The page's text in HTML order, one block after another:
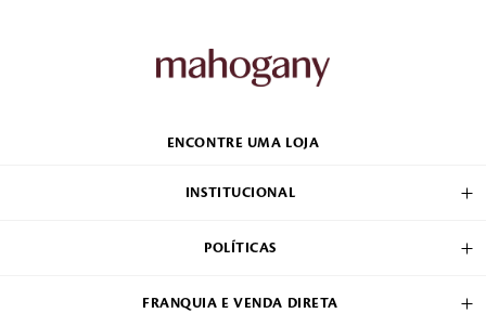
ENCONTRE UMA LOJA
INSTITUCIONAL
POLÍTICAS
FRANQUIA E VENDA DIRETA